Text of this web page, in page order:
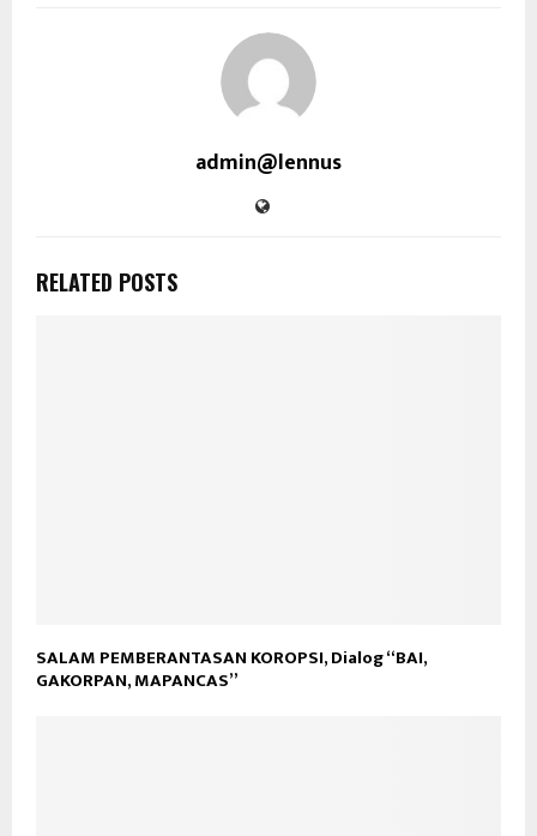
admin@lennus
RELATED POSTS
SALAM PEMBERANTASAN KOROPSI, Dialog “BAI,
GAKORPAN, MAPANCAS”